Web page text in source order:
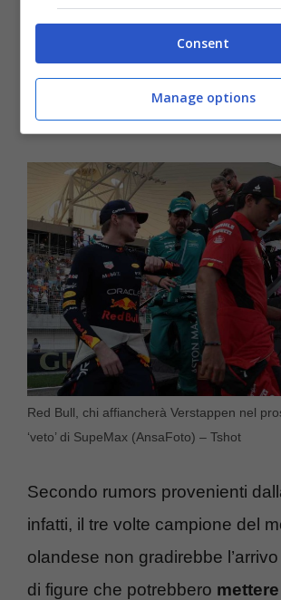
rappresenterebbero una spalla
livello per Verstappen.
sembrerebbe
particolarmente determinate
Red Bull, chi affiancherà Verstappen nel
‘veto’ di SupeMax (AnsaFoto) – Tshot
Secondo rumors provenienti
infatti, il tre volte campione del
olandese non gradirebbe
di figure che potrebbero
Consent
Manage options